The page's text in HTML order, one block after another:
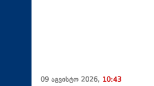
09 აგვისტო 2026, 10:43